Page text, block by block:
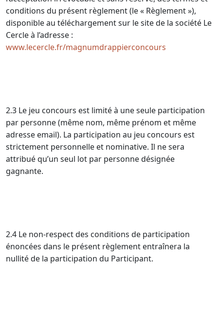
conditions du présent règlement (le « Règlement »),
disponible au téléchargement sur le site de la société Le
Cercle à l’adresse :
www.lecercle.fr/magnumdrappierconcours
2.3 Le jeu concours est limité à une seule participation
par personne (même nom, même prénom et même
adresse email). La participation au jeu concours est
strictement personnelle et nominative. Il ne sera
attribué qu’un seul lot par personne désignée
gagnante.
2.4 Le non-respect des conditions de participation
énoncées dans le présent règlement entraînera la
nullité de la participation du Participant.